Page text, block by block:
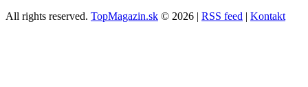
All rights reserved. TopMagazin.sk © 2026 | RSS feed | Kontakt